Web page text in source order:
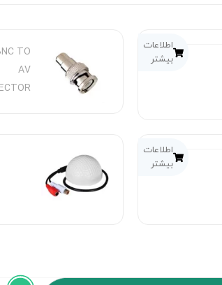
اطلاعات
بیشتر
TO
AV
اطلاعات
بیشتر